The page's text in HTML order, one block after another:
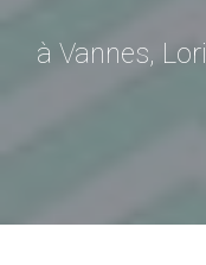
à Vannes,